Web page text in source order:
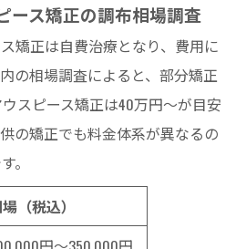
ース矯正の調布相場調査
矯正は自費治療となり、費用に
の相場調査によると、部分矯正
スピース矯正は40万円～が目安
の矯正でも料金体系が異なるの
。
（税込）